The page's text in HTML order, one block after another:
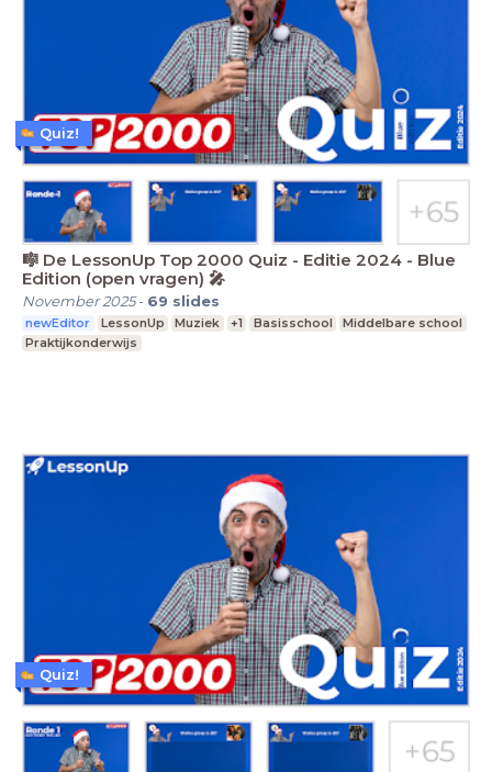
🎼 De LessonUp Top 2000 Quiz - Editie 2024 - Blue
Edition (open vragen) 🎤
November 2025- 69 slides
newEditor LessonUp Muziek +1 Basisschool
Middelbare school
Praktijkonderwijs
Quiz!
Quiz!